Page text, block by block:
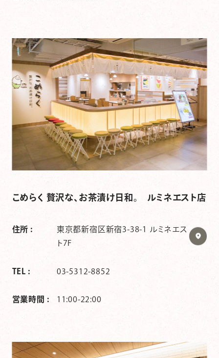
こめらく 贅沢な、お茶漬け日和。 ルミネエスト店
住所 :
東京都新宿区新宿3-38-1 ルミネエス
ト7F
TEL : 03-5312-8852
営業時間 : 11:00-22:00